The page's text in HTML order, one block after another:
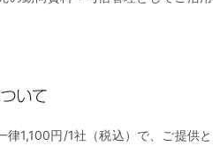
1,100円/1社（税込）で、ご提供と